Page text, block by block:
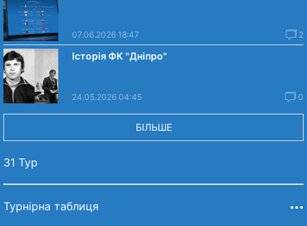
07.06.2026 18:47 2
Історія ФК "Дніпро"
24.05.2026 04:45 0
БІЛЬШЕ
31 Тур
Турнірна таблиця